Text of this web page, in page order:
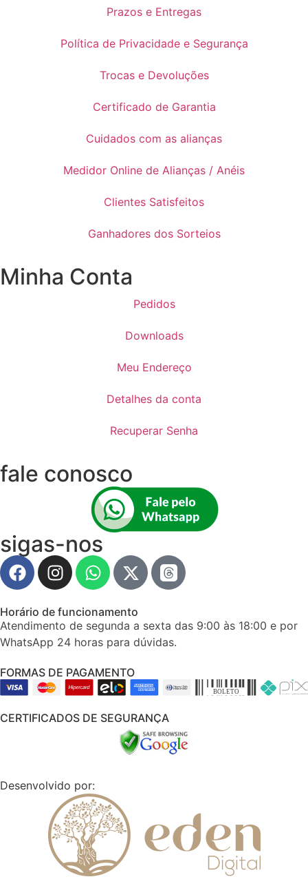
Prazos e Entregas
Política de Privacidade e Segurança
Trocas e Devoluções
Certificado de Garantia
Cuidados com as alianças
Medidor Online de Alianças / Anéis
Clientes Satisfeitos
Ganhadores dos Sorteios
Minha Conta
Pedidos
Downloads
Meu Endereço
Detalhes da conta
Recuperar Senha
fale conosco
sigas-nos
Horário de funcionamento
Atendimento de segunda a sexta das 9:00 às 18:00 e por
WhatsApp 24 horas para dúvidas.
FORMAS DE PAGAMENTO
CERTIFICADOS DE SEGURANÇA
Desenvolvido por: